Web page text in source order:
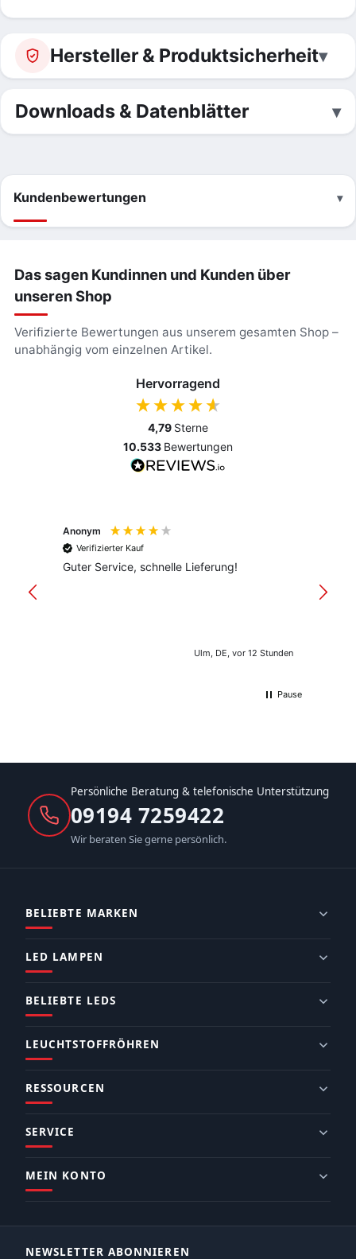
Hersteller & Produktsicherheit
Downloads & Datenblätter
Kundenbewertungen
Das sagen Kundinnen und Kunden über
unseren Shop
Verifizierte Bewertungen aus unserem gesamten Shop –
unabhängig vom einzelnen Artikel.
Hervorragend
4,79 Sterne
10.533 Bewertungen
Anonym
Verifizierter Kauf
Guter Service, schnelle Lieferung!
Ulm, DE, vor 12 Stunden
Pause
Persönliche Beratung & telefonische Unterstützung
09194 7259422
Wir beraten Sie gerne persönlich.
BELIEBTE MARKEN
LED LAMPEN
BELIEBTE LEDS
LEUCHTSTOFFRÖHREN
RESSOURCEN
SERVICE
MEIN KONTO
NEWSLETTER ABONNIEREN